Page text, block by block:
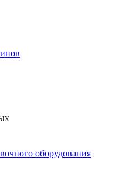
оборудования